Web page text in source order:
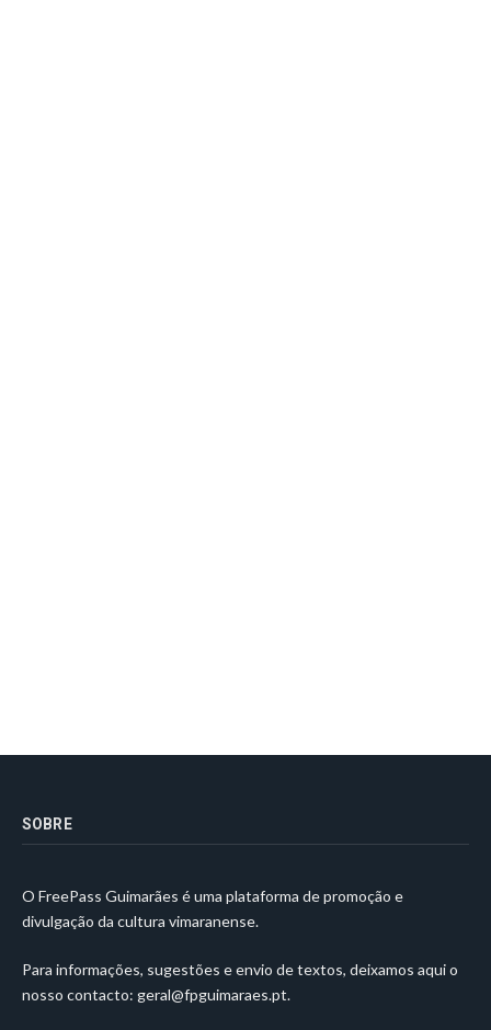
SOBRE
O FreePass Guimarães é uma plataforma de promoção e
divulgação da cultura vimaranense.
Para informações, sugestões e envio de textos, deixamos aqui o
nosso contacto: geral@fpguimaraes.pt.